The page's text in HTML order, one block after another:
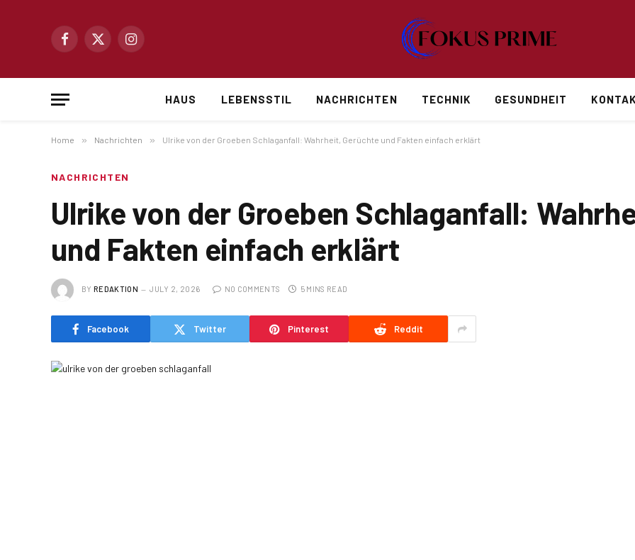
Facebook
X
Instagram
HAUS LEBENSSTIL NACHRICHTEN TECHNIK GESUNDHEIT
Home » Nachrichten » Ulrike von der Groeben Schlaganfall: Wahrheit, Gerüchte und Fakten einfach erklärt
NACHRICHTEN
Ulrike von der Groeben Schlaganfall:
und Fakten einfach erklärt
BY REDAKTION JULY 2, 2026 NO COMMENTS 5 MINS READ
Facebook Twitter Pinterest Reddit